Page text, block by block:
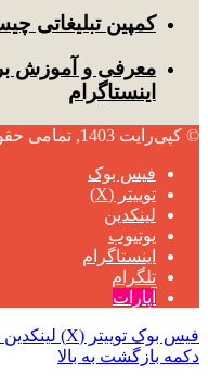
کمپین تبلیغاتی
معرفی و آموزش
اینستاگرام
© کپی‌رایت 1403, تمامی حقوق نزد شرکت
فیس بوک
توییتر (X)
لینکدین
یوتیوب
اینستاگرام
تلگرام
آپارات
فیس بوک توییتر (X) لینکدین
دکمه بازگشت به بالا